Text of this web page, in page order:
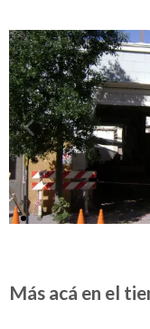
Más acá en el